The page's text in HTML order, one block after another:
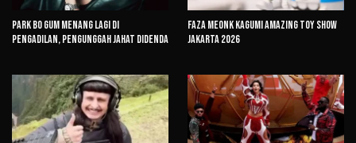
Park Bo Gum Menang Lagi di
Pengadilan, Pengunggah Jahat Didenda
Faza Meonk Kagumi Amazing Toy Show
Jakarta 2026